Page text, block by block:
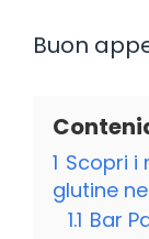
Buon
1 Scopri i
glutine
1.1 Bar